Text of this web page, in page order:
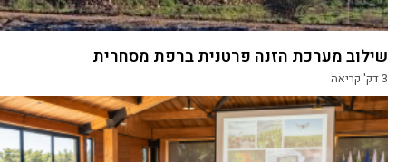
שילוב מערכת הזנה פרטנית ברפת מסחרית
3דק' קריאה